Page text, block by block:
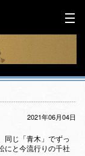
2021年06月04日
同じ「青木」でずっ
にと今流行りの千社